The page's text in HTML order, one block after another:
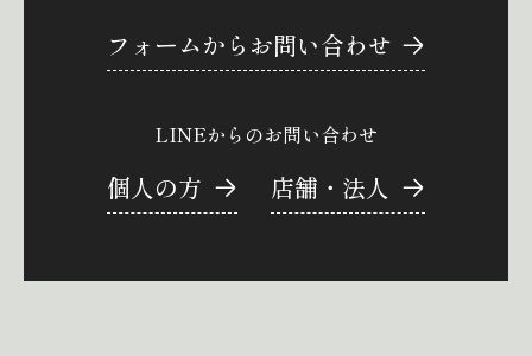
フォームからお問い合わせ
LINEからのお問い合わせ
個人の方 店舗・法人